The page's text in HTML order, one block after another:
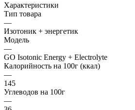
Характеристики
Тип товара
—
Изотоник + энергетик
Модель
—
GO Isotonic Energy + Electrolyte
Калорийность на 100г (ккал)
—
145
Углеводов на 100г
—